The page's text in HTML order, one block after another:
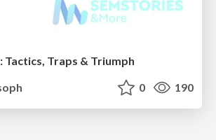
Tactics, Traps & Triumph
0 190